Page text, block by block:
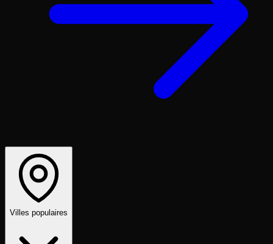
Villes populaires